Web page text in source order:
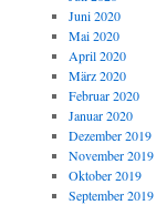
Juni 2020
Mai 2020
April 2020
März 2020
Februar 2020
Januar 2020
Dezember 2019
November 2019
Oktober 2019
September 2019